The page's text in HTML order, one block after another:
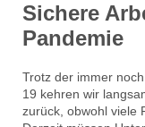
Sichere
Pandemie
Trotz der immer
19 kehren wir
zurück, obwohl viele